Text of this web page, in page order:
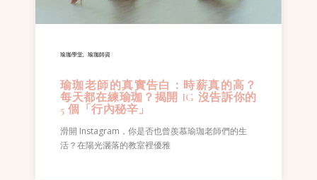
瑜珈學堂 瑜珈師資
瑜珈老師的真實告白：時薪真的高？
每天都在練瑜珈？揭開 IG 沒告訴你的
5 個「行內秘辛」
滑開 Instagram，你是否也曾羨慕瑜珈老師們的生
活？在陽光灑落的教室裡優雅